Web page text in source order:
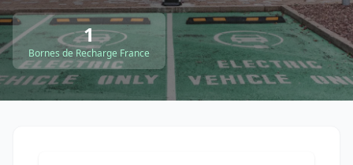
1
Bornes de Recharge France